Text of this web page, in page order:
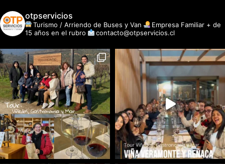
otpservicios
Turismo / Arriendo de Buses y Van
Empresa Familiar + de
15 años en el rubro
contacto@otpservicios.cl